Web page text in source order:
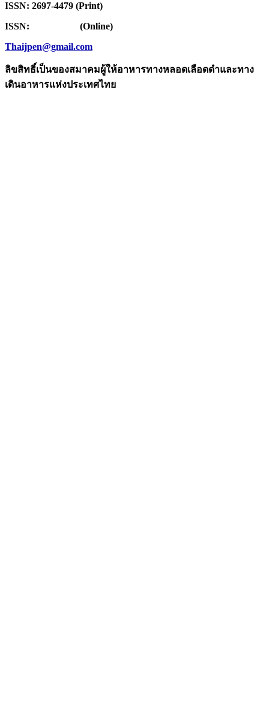
ISSN: 2697-4479 (Print)
ISSN: (Online)
Thaijpen@gmail.com
ลิขสิทธิ์เป็นของสมาคมผู้ให้อาหารทางหลอดเลือดดำและทาง
เดินอาหารแห่งประเทศไทย